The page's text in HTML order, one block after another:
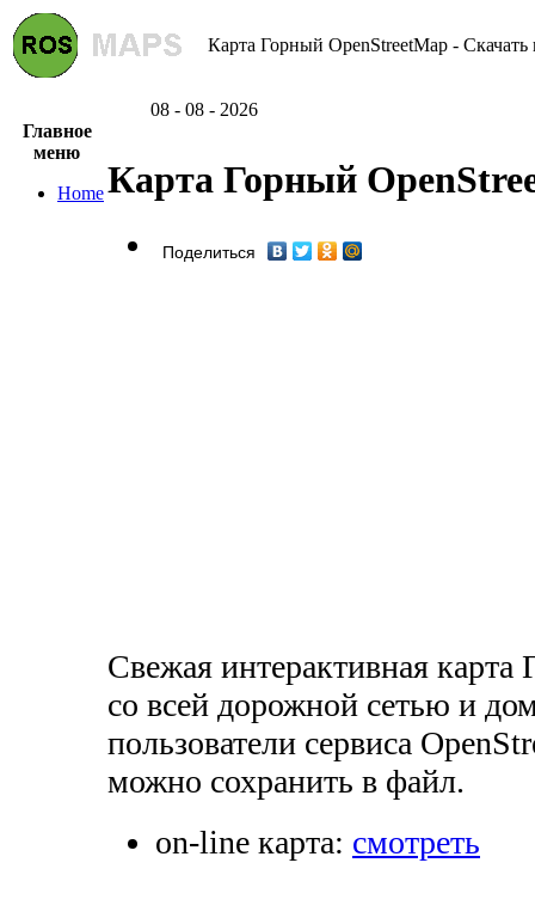
Карта Горный OpenStreetMap - Скачать
08 - 08 - 2026
Главное
меню
HomeКарта Горный
Поделиться
Свежая интерактивная карта
со всей дорожной сетью и
пользователи сервиса
можно сохранить в файл.
on-line карта: смотреть